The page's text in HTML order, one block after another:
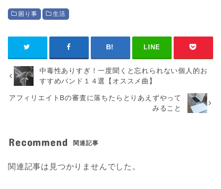
困り事 生活
LINE
中毒性ありすぎ！一度聞くと忘れられない個人的お
すすめバンド１４選【オススメ曲】
アフィリエイトBの審査に落ちたらとりあえずやって
みること
Recommend 関連記事
関連記事は見つかりませんでした。